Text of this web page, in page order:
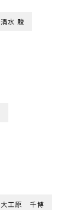
清水 駿
大工原 千博